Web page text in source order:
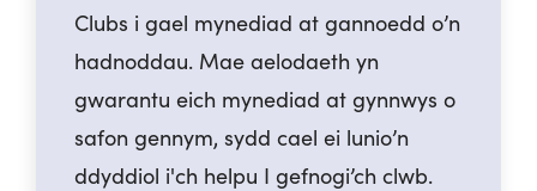
Clubs i gael mynediad at gannoedd o’n
hadnoddau. Mae aelodaeth yn
gwarantu eich mynediad at gynnwys o
safon gennym, sydd cael ei lunio’n
ddyddiol i'ch helpu I gefnogi’ch clwb.